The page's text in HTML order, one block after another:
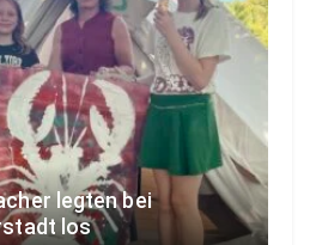
legten bei
los